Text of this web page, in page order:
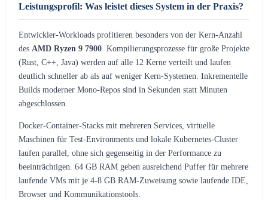
Leistungsprofil: Was leistet dieses System in der Praxis?
Entwickler-Workloads profitieren besonders von der Kern-Anzahl
des AMD Ryzen 9 7900. Kompilierungsprozesse für große Projekte
(Rust, C++, Java) werden auf alle 12 Kerne verteilt und laufen
deutlich schneller ab als auf weniger Kern-Systemen. Inkrementelle
Builds moderner Mono-Repos sind in Sekunden statt Minuten
abgeschlossen.
Docker-Container-Stacks mit mehreren Services, virtuelle
Maschinen für Test-Environments und lokale Kubernetes-Cluster
laufen parallel, ohne sich gegenseitig in der Performance zu
beeinträchtigen. 64 GB RAM geben ausreichend Puffer für mehrere
laufende VMs mit je 4-8 GB RAM-Zuweisung sowie laufende IDE,
Browser und Kommunikationstools.